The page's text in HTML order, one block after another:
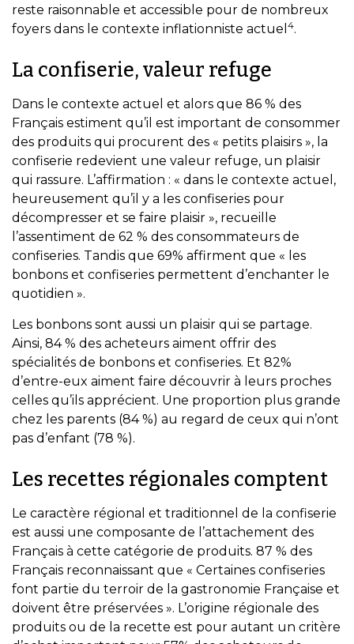
reste raisonnable et accessible pour de nombreux
foyers dans le contexte inflationniste actuel 4.
La confiserie, valeur refuge
Dans le contexte actuel et alors que 86 % des
Français estiment qu’il est important de consommer
des produits qui procurent des « petits plaisirs », la
confiserie redevient une valeur refuge, un plaisir
qui rassure. L’affirmation : « dans le contexte actuel,
heureusement qu’il y a les confiseries pour
décompresser et se faire plaisir », recueille
l’assentiment de 62 % des consommateurs de
confiseries. Tandis que 69% affirment que « les
bonbons et confiseries permettent d’enchanter le
quotidien ».
Les bonbons sont aussi un plaisir qui se partage.
Ainsi, 84 % des acheteurs aiment offrir des
spécialités de bonbons et confiseries. Et 82%
d’entre-eux aiment faire découvrir à leurs proches
celles qu’ils apprécient. Une proportion plus grande
chez les parents (84 %) au regard de ceux qui n’ont
pas d’enfant (78 %).
Les recettes régionales comptent
Le caractère régional et traditionnel de la confiserie
est aussi une composante de l’attachement des
Français à cette catégorie de produits. 87 % des
Français reconnaissant que « Certaines confiseries
font partie du terroir de la gastronomie Française et
doivent être préservées ». L’origine régionale des
produits ou de la recette est pour autant un critère